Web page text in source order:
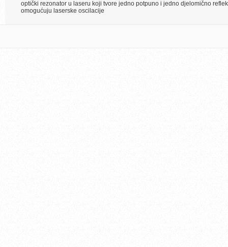
optički rezonator u laseru koji tvore jedno potpuno i jedno djelomično
omogućuju laserske oscilacije